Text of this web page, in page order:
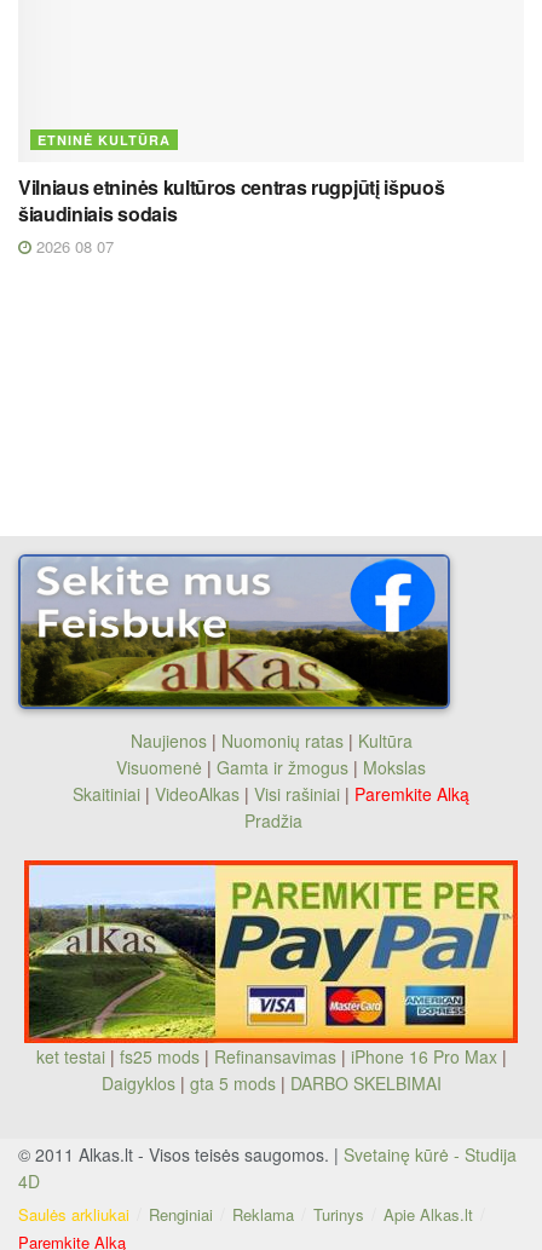
ETNINĖ KULTŪRA
Vilniaus etninės kultūros centras rugpjūtį išpuoš
šiaudiniais sodais
2026 08 07
Naujienos| Nuomonių ratas| Kultūra
Visuomenė | Gamta ir žmogus | Mokslas
Skaitiniai | VideoAlkas | Visi rašiniai | Paremkite Alką
Pradžia
ket testai | fs25 mods| Refinansavimas| iPhone 16 Pro Max|
Daigyklos| gta 5 mods | DARBO SKELBIMAI
© 2011 Alkas.lt - Visos teisės saugomos. | Svetainę kūrė - Studija
4D
Saulės arkliukai Renginiai Reklama Turinys
Apie Alkas.lt
Paremkite Alką